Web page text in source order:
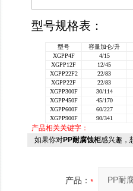
型号规格表：
型号
容量加仑/升
XGPP4F
4/15
XGPP12F
12/45
XGPP22F2
22/83
XGPP22F
22/83
XGPP300F
30/114
XGPP450F
45/170
XGPP600F
60/227
XGPP900F
90/341
产品相关关键字：
如果你对PP耐腐蚀柜感兴趣，
产品：